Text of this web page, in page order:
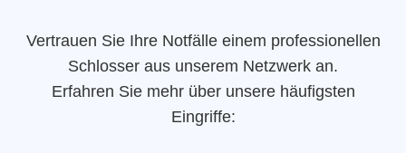
Vertrauen Sie Ihre Notfälle einem professionellen
Schlosser aus unserem Netzwerk an.
Erfahren Sie mehr über unsere häufigsten
Eingriffe: